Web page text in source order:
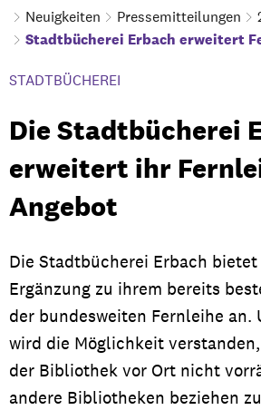
Neuigkeiten
Pressemitteilungen
Stadtbücherei Erbach erweitert
STADTBÜCHEREI
Die Stadtbücherei
erweitert ihr
Angebot
Die Stadtbücherei Erbach
Ergänzung zu ihrem bereits
der bundesweiten Fernleihe an.
wird die Möglichkeit
der Bibliothek vor Ort nicht
andere Bibliotheken beziehen